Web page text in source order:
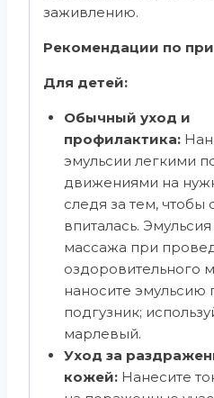
заживлению.
Рекомендации по
Для детей:
Обычный уход и
профилактика:
эмульсии легкими
движениями на
следя за тем, чтобы
впиталась.
массажа при
оздоровительного
наносите
подгузник;
марлевый.
Уход за
кожей:Нанесите